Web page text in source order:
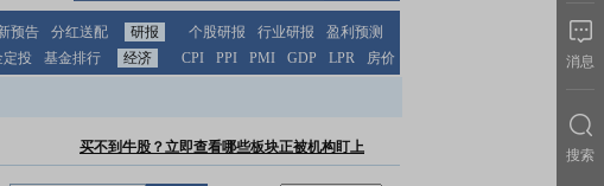
预告 分红送配 研报 个股研报 行业研报
盈利预测
定投 基金排行 经济 CPI PPI PMI GDP LPR 房价
买不到牛股？立即查看哪些板块正被机构盯上
消息
搜索